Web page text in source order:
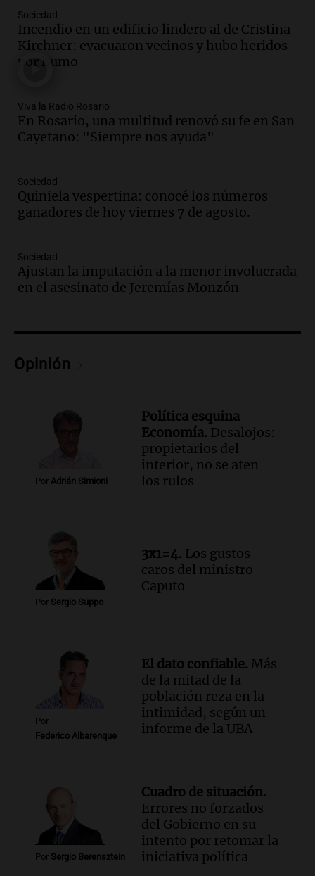
Panorama Federal
Episodios
Audio.El alzobispo García Cueva llama a
la clase dirigente a abordar problemas
Panorama Federal
Episodios
Audio. La inflación en Buenos Aires
Panorama Federal
Episodios
Descuentos de hasta 700.000
generan fuertes críticas
Panorama Federal
Episodios
Panorama Federal
Episodios
fallece tras perder el control de su
vehículo
Panorama Federal
Audio.Docentes de Jujuy enfrentan
descuentos de hasta 700.000 pesos en
Panorama Federal
Episodios
Audio.
La justicia reconoce el COVID
como enfermedad laboral tras caso de
docente fallecido en 2021
Panorama Federal
mujer pierde la vida en accidente en
circunvalación Oeste
Panorama Federal
Episodios
Sociedad
Incendio en un edificio lindero al de Cristina
Kirchner: evacuaron vecinos y hubo heridos
por humo
Viva la Radio Rosario
En Rosario, una multitud renovó su fe en San
Cayetano: "Siempre nos ayuda"
Sociedad
Quiniela vespertina: conocé los números
ganadores de hoy viernes 7 de agosto.
Sociedad
Ajustan la imputación a la menor involucrada
en el asesinato de Jeremías Monzón
Opinión
Por Adrián Simioni
Política esquina
Economía. Desalojos:
propietarios del
interior, no se aten
los rulos
Por Sergio Suppo
3x1=4. Los gustos
caros del ministro
Caputo
Por
Federico Albarenque
El dato confiable. Más
de la mitad de la
población reza en la
intimidad, según un
informe de la UBA
Por Sergio Berensztein
Cuadro de situación.
Errores no forzados
del Gobierno en su
intento por retomar la
iniciativa política